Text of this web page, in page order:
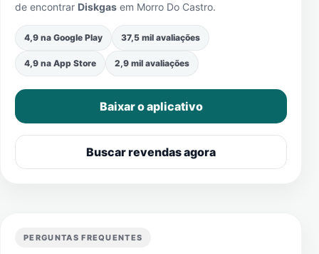
de encontrar Diskgas em Morro Do Castro.
4,9 na Google Play 37,5 mil avaliações
4,9 na App Store 2,9 mil avaliações
Baixar o aplicativo
Buscar revendas agora
PERGUNTAS FREQUENTES